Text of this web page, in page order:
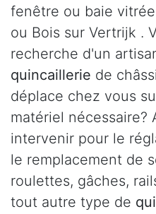
fenêtre ou baie
ou Bois sur Vertrijk .
recherche d'un
quincaillerie de
déplace chez vous
matériel nécessaire?
intervenir pour le
le remplacement de
roulettes, gâches,
tout autre type de